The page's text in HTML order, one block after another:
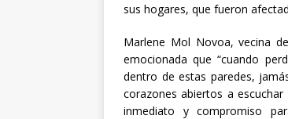
sus hogares, que fueron
Marlene Mol Novoa, vecina
emocionada que “cuando
dentro de estas paredes,
corazones abiertos a
inmediato y compromiso